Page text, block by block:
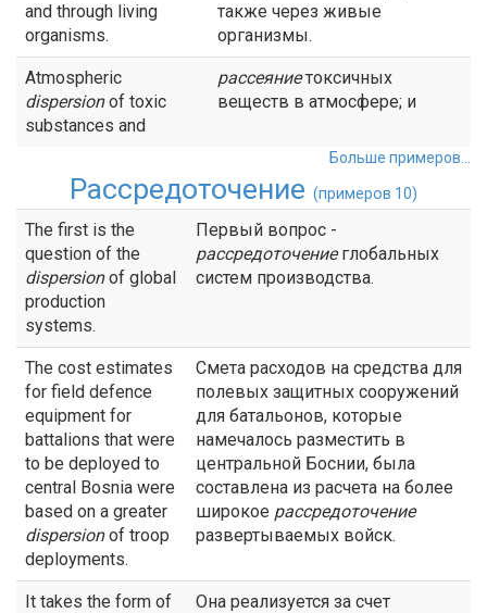
and through living
organisms.
также через живые
организмы.
Atmospheric
dispersionof toxic
substances and
рассеяниетоксичных
веществ в атмосфере; и
Больше примеров...
Рассредоточение (примеров 10)
The first is the
question of the
dispersionof global
production
systems.
Первый вопрос -
рассредоточениеглобальных
систем производства.
The cost estimates
for field defence
equipment for
battalions that were
to be deployed to
central Bosnia were
based on a greater
dispersionof troop
deployments.
Смета расходов на средства для
полевых защитных сооружений
для батальонов, которые
намечалось разместить в
центральной Боснии, была
составлена из расчета на более
широкое рассредоточение
развертываемых войск.
It takes the form of
Она реализуется за счет